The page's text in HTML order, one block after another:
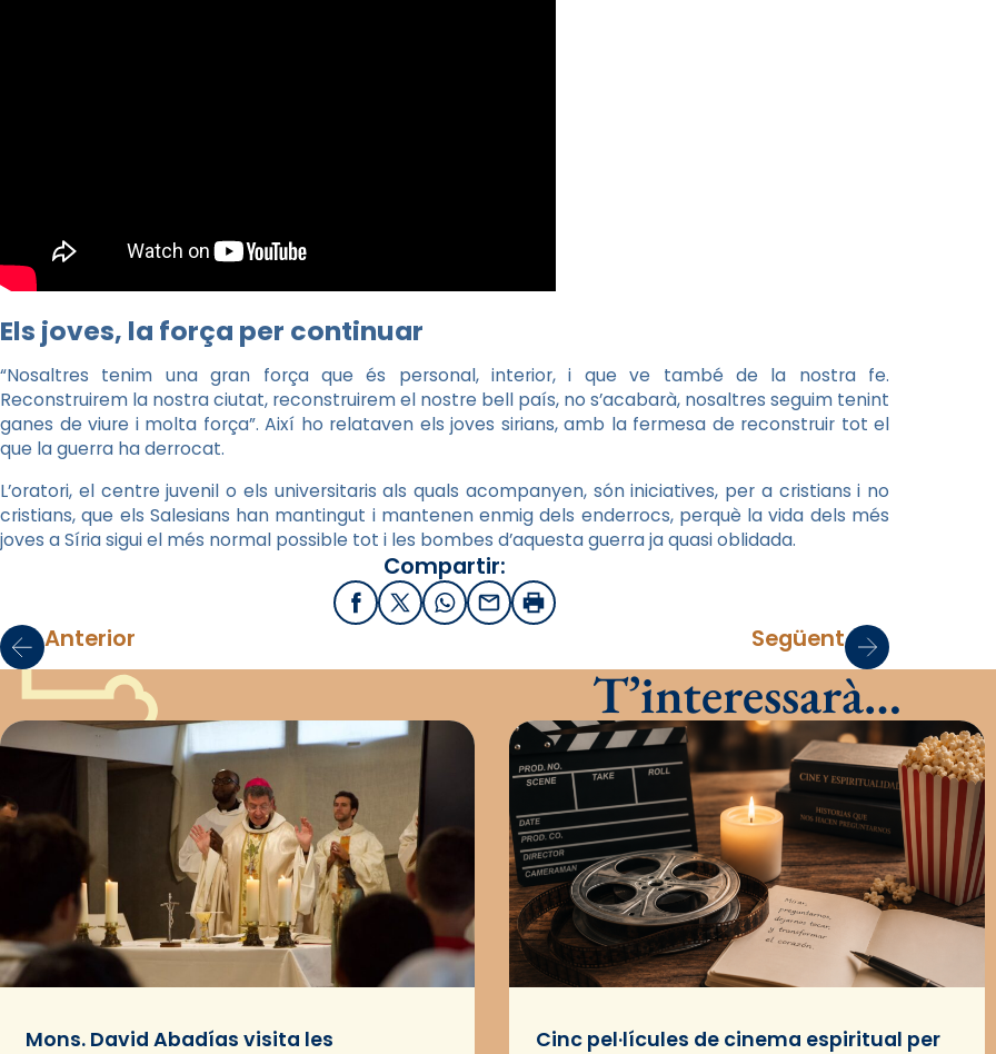
Els joves, la força per continuar
“Nosaltres tenim una gran força que és personal, interior, i que ve també de la nostra fe.
Reconstruirem la nostra ciutat, reconstruirem el nostre bell país, no s’acabarà, nosaltres seguim tenint
ganes de viure i molta força”. Així ho relataven els joves sirians, amb la fermesa de reconstruir tot el
que la guerra ha derrocat.
L’oratori, el centre juvenil o els universitaris als quals acompanyen, són iniciatives, per a cristians i no
cristians, que els Salesians han mantingut i mantenen enmig dels enderrocs, perquè la vida dels més
joves a Síria sigui el més normal possible tot i les bombes d’aquesta guerra ja quasi oblidada.
Compartir:
FacebookX / Twitter
WhatsApp
EmailImprimir
Anterior Següent
T’interessarà…
Mons. David Abadías visita les
Cinc pel·lícules de cinema espiritual per